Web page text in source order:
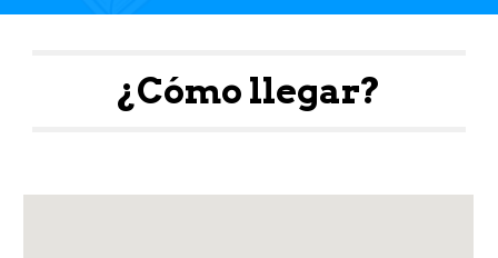
¿Cómo llegar?